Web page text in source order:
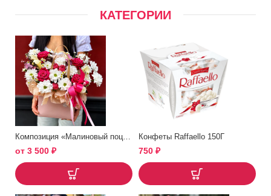
КАТЕГОРИИ
от 3 500 ₽
Конфеты Raffaello 150Г
750 ₽